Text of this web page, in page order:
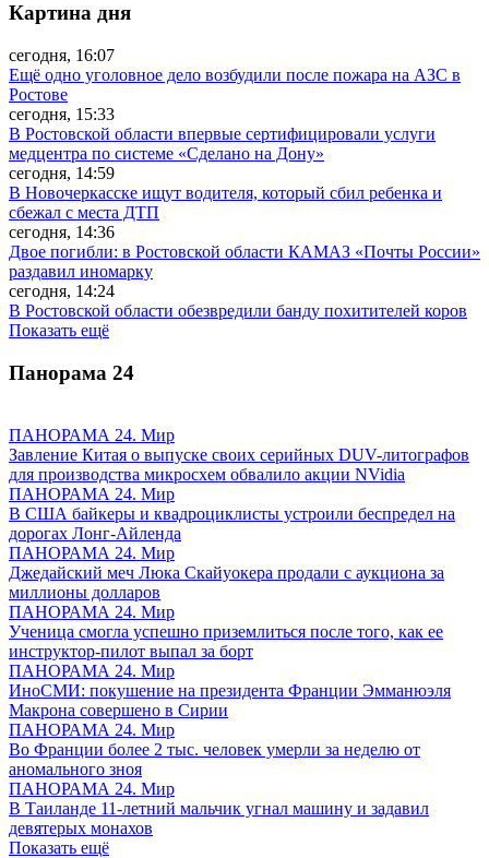
Картина дня
сегодня, 16:07
Ещё одно уголовное дело возбудили после пожара на АЗС в
Ростове
сегодня, 15:33
В Ростовской области впервые сертифицировали услуги
медцентра по системе «Сделано на Дону»
сегодня, 14:59
В Новочеркасске ищут водителя, который сбил ребенка и
сбежал с места ДТП
сегодня, 14:36
Двое погибли: в Ростовской области КАМАЗ «Почты России»
раздавил иномарку
сегодня, 14:24
В Ростовской области обезвредили банду похитителей коров
Показать ещё
Панорама 24
ПАНОРАМА 24. Мир
Завление Китая о выпуске своих серийных DUV-литографов
для производства микросхем обвалило акции NVidia
ПАНОРАМА 24. Мир
В США байкеры и квадроциклисты устроили беспредел на
дорогах Лонг-Айленда
ПАНОРАМА 24. Мир
Джедайский меч Люка Скайуокера продали с аукциона за
миллионы долларов
ПАНОРАМА 24. Мир
Ученица смогла успешно приземлиться после того, как ее
инструктор-пилот выпал за борт
ПАНОРАМА 24. Мир
ИноСМИ: покушение на президента Франции Эмманюэля
Макрона совершено в Сирии
ПАНОРАМА 24. Мир
Во Франции более 2 тыс. человек умерли за неделю от
аномального зноя
ПАНОРАМА 24. Мир
В Таиланде 11-летний мальчик угнал машину и задавил
девятерых монахов
Показать ещё